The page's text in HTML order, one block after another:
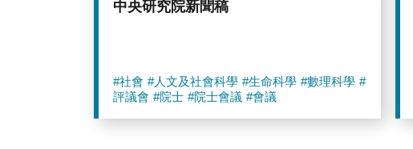
中央研究院新聞稿
#社會 #人文及社會科學 #生命科學 #數理科學 #
評議會 #院士 #院士會議 #會議